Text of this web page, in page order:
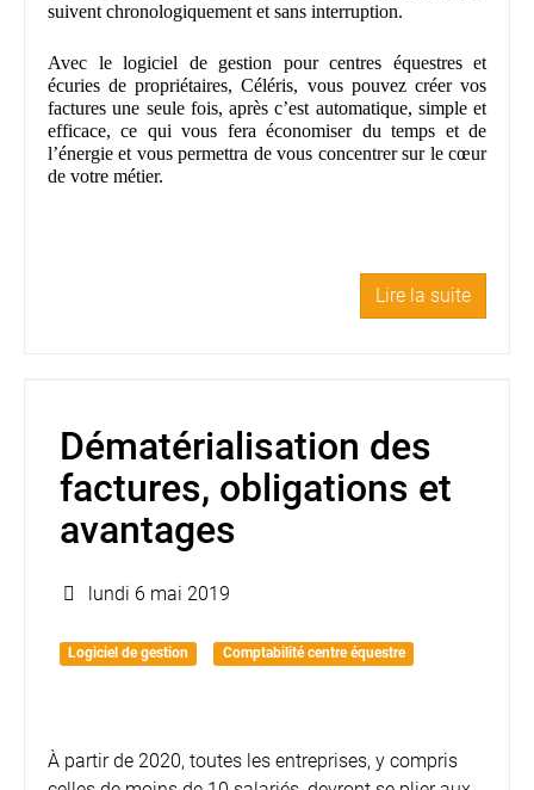
suivent chronologiquement et sans interruption.
Avec le logiciel de gestion pour centres équestres et
écuries de propriétaires, Céléris, vous pouvez créer vos
factures une seule fois, après c’est automatique, simple et
efficace, ce qui vous fera économiser du temps et de
l’énergie et vous permettra de vous concentrer sur le cœur
de votre métier.
Lire la suite
Dématérialisation des
factures, obligations et
avantages
lundi 6 mai 2019
Logiciel de gestion Comptabilité centre équestre
À partir de 2020, toutes les entreprises, y compris